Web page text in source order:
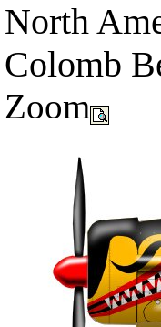
North
Colomb
Zoom